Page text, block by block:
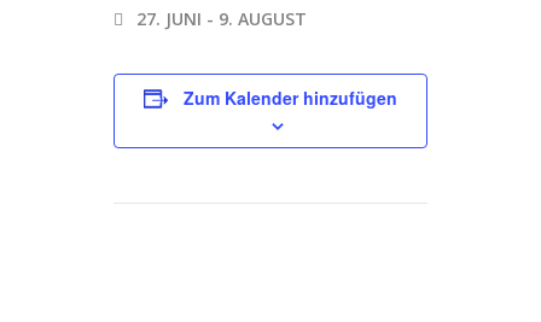
27. JUNI - 9. AUGUST
Zum Kalender hinzufügen